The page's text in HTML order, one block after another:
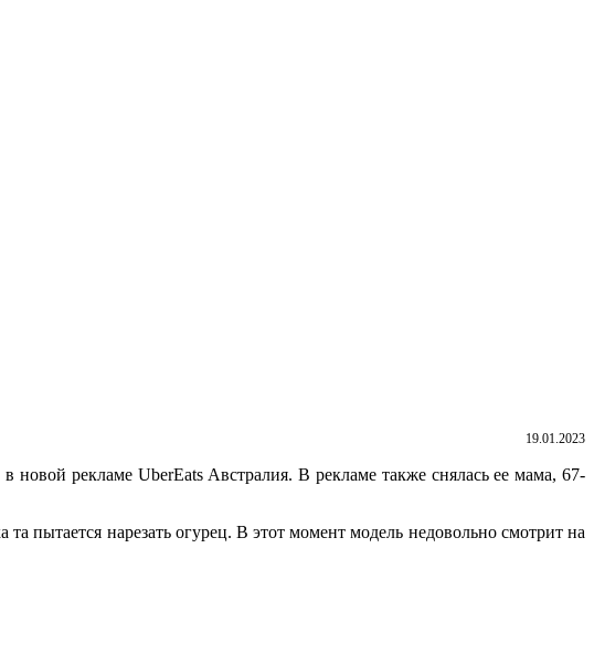
19.01.2023
рекламе UberEats Австралия. В рекламе также снялась ее мама, 67-
пытается нарезать огурец. В этот момент модель недовольно смотрит на